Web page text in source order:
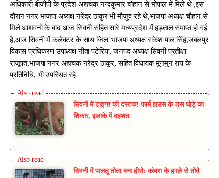
अधिकारी बीजीपी के प्रदेश अद्यचक नन्दकुमार चोहान से भोपाल में मिले थे ,इस
दौरान नगर भाजपा अध्यक्ष नरेंद्र ठाकुर भी मौजुद रहे थे,भाजपा अध्यक्ष चौहान से
मिले आशवनो के बाद आज सिवनी सहित सारे मध्यप्रदेश में हड़ताल समाप्त हो गईं
है,आज सिवनी में कलेक्टर के साथ जिला भाजपा अध्यक्ष राकेश पाल सिंह,जबलपुर
विकास प्रधिकरण उपाध्यक्ष नीता पटेरिया, जनपद अध्यक्ष सिवनी प्रतीक्षा
राजूपत,भाजपा नगर अद्यचक नरेंद्र ठाकुर, सहित विधायक मूनमुन राय के
प्रतिनिधि, भी उपस्थित रहे
सिवनी में टाइगर की दस्तक! फार्म हाउस के पास घोड़े का
शिकार, इलाके में दहशत
सिवनी में पालतू तोता बना हीरो: कोबरा के हमले से तोते